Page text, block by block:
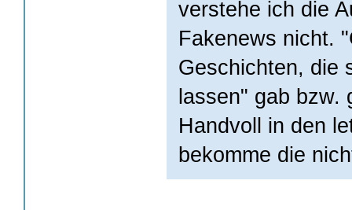
verstehe ich die
Fakenews nicht.
Geschichten, die
lassen" gab bzw.
Handvoll in den
bekomme die